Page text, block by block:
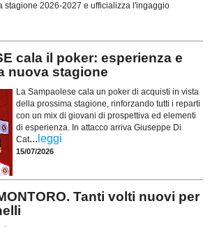
stagione 2026-2027 e ufficializza l'ingaggio
cala il poker: esperienza e
nuova stagione
La Sampaolese cala un poker di acquisti in vista
della prossima stagione, rinforzando tutti i reparti
con un mix di giovani di prospettiva ed elementi
di esperienza. In attacco arriva Giuseppe Di
Cat... leggi
15/07/2026
Tanti volti nuovi per